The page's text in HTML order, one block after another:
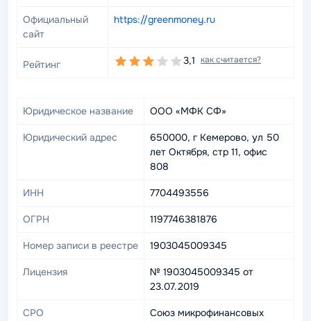
Официальный
сайт
https://greenmoney.ru
Рейтинг 3,1 как считается?
Юридическое название ООО «МФК СФ»
Юридический адрес
650000, г Кемерово, ул 50
лет Октября, стр 11, офис
808
ИНН 7704493556
ОГРН 1197746381876
Номер записи в реестре 1903045009345
Лицензия
№ 1903045009345 от
23.07.2019
СРО Союз микрофинансовых